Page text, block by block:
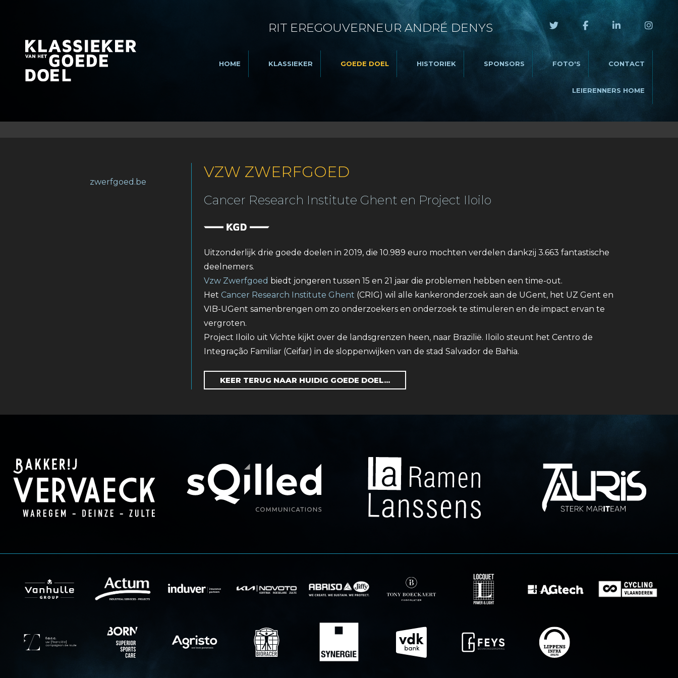
RIT EREGOUVERNEUR ANDRÉ DENYS
HOME KLASSIEKER GOEDE DOEL HISTORIEK SPONSORS FOTO'S CONTACT
LEIERENNERS HOME
zwerfgoed.be
VZW ZWERFGOED
Cancer Research Institute Ghent en Project Iloilo
Uitzonderlijk drie goede doelen in 2019, die 10.989 euro mochten verdelen dankzij 3.663 fantastische
deelnemers.
Vzw Zwerfgoed biedt jongeren tussen 15 en 21 jaar die problemen hebben een time-out.
Het Cancer Research Institute Ghent (CRIG) wil alle kankeronderzoek aan de UGent, het UZ Gent en
VIB-UGent samenbrengen om zo onderzoekers en onderzoek te stimuleren en de impact ervan te
vergroten.
Project Iloilo uit Vichte kijkt over de landsgrenzen heen, naar Brazilië. Iloilo steunt het Centro de
Integração Familiar (Ceifar) in de sloppenwijken van de stad Salvador de Bahia.
KEER TERUG NAAR HUIDIG GOEDE DOEL...